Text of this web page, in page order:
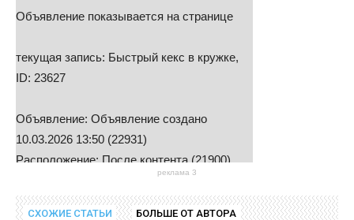
Объявление показывается на странице
текущая запись: Быстрый кекс в кружке,
ID: 23627
Объявление: Объявление создано
10.03.2026 13:50 (22931)
Расположение: После контента (21900)
Найти решения в руководстве
реклама 3
СХОЖИЕ СТАТЬИ БОЛЬШЕ ОТ АВТОРА